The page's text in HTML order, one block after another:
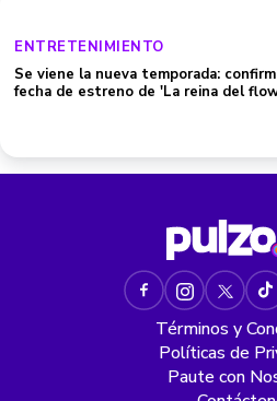
ENTRETENIMIENTO
Se viene la nueva temporada:
fecha de estreno de 'La reina del
Términos y
Políticas de
Paute con